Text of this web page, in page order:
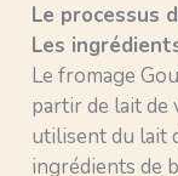
Le processus
Les
Le fromage
partir de lait de
utilisent du lait
ingrédients de